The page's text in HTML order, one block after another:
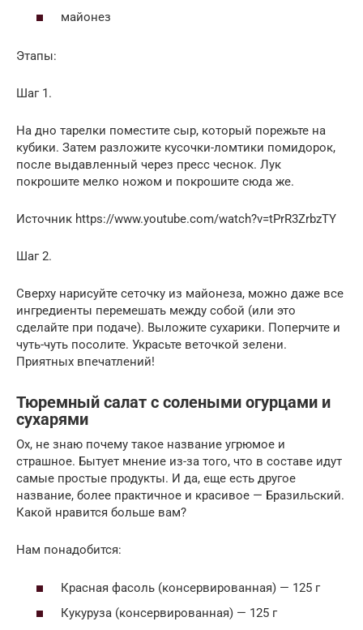
майонез
Этапы:
Шаг 1.
На дно тарелки поместите сыр, который порежьте на
кубики. Затем разложите кусочки-ломтики помидорок,
после выдавленный через пресс чеснок. Лук
покрошите мелко ножом и покрошите сюда же.
Источник https://www.youtube.com/watch?v=tPrR3ZrbzTY
Шаг 2.
Сверху нарисуйте сеточку из майонеза, можно даже все
ингредиенты перемешать между собой (или это
сделайте при подаче). Выложите сухарики. Поперчите и
чуть-чуть посолите. Украсьте веточкой зелени.
Приятных впечатлений!
Тюремный салат с солеными огурцами и
сухарями
Ох, не знаю почему такое название угрюмое и
страшное. Бытует мнение из-за того, что в составе идут
самые простые продукты. И да, еще есть другое
название, более практичное и красивое — Бразильский.
Какой нравится больше вам?
Нам понадобится:
Красная фасоль (консервированная) — 125 г
Кукуруза (консервированная) — 125 г